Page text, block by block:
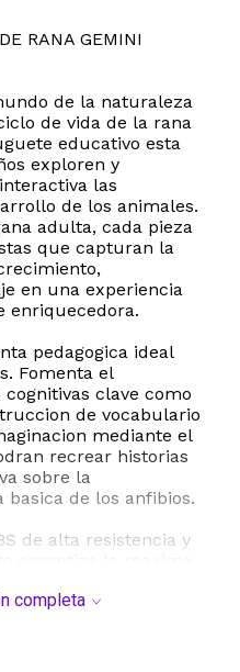
RANA GEMINI
de la naturaleza
de vida de la rana
educativo esta
exploren y
las
de los animales.
adulta, cada pieza
que capturan la
en una experiencia
enriquecedora.
pedagogica ideal
Fomenta el
clave como
de vocabulario
mediante el
recrear historias
sobre la
basica de los anfibios.
de alta resistencia y
contar con
completa